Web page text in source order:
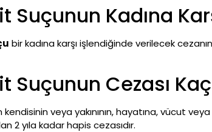
Suçunun Kadına
bir kadına karşı işlendiğinde verilecek
Suçunun Cezası Kaç
kendisinin veya yakınının, hayatına, vücut
2 yıla kadar hapis cezasıdır.